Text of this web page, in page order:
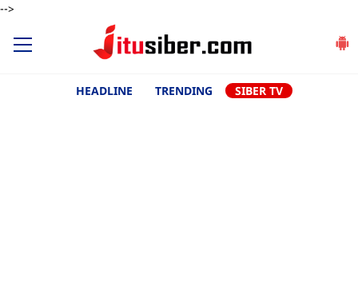
-->
HEADLINE TRENDING SIBER TV